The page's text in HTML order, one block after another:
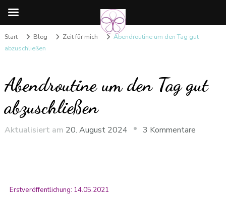
Start Blog Zeit für mich
Abendroutine um den Tag gut
abzuschließen
Abendroutine um den Tag gut
abzuschließen
Aktualisiert am 20. August 2024 3 Kommentare
Erstveröffentlichung: 14.05.2021